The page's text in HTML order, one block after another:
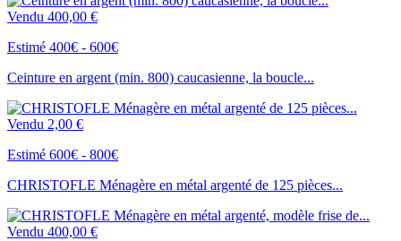
Vendu 400,00 €
Estimé 400€ - 600€
Ceinture en argent (min. 800) caucasienne, la boucle...
Vendu 2,00 €
Estimé 600€ - 800€
CHRISTOFLE Ménagère en métal argenté de 125 pièces...
Vendu 400,00 €